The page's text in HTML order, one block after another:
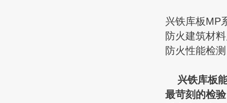
兴铁库板MP
防火建筑材
防火性能检
兴铁库板
最苛刻的检